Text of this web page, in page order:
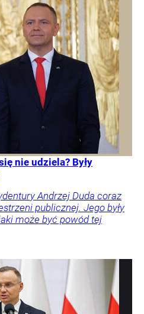
nie udziela? Były
Andrzej Duda coraz
publicznej. Jego były
może być powód tej